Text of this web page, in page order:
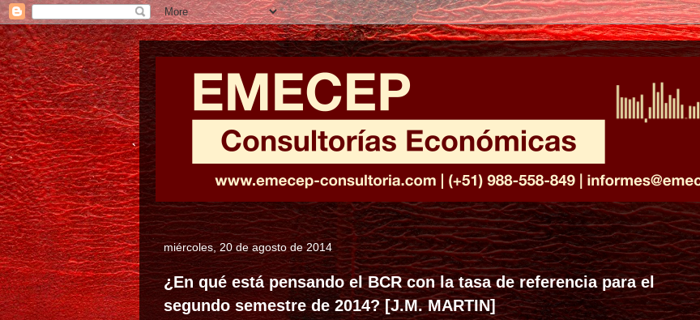
miércoles, 20 de agosto de 2014
¿En qué está pensando el BCR con la tasa de referencia para el
segundo semestre de 2014? [J.M. MARTIN]